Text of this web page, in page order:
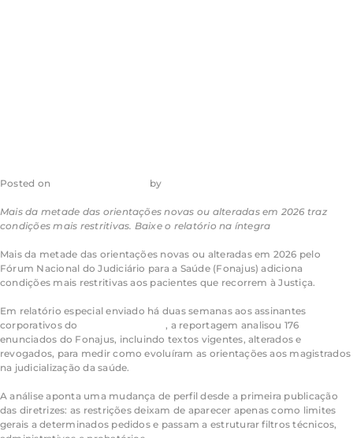
Posted on by
Mais da metade das orientações novas ou alteradas em 2026 traz
condições mais restritivas. Baixe o relatório na íntegra
Mais da metade das orientações novas ou alteradas em 2026 pelo
Fórum Nacional do Judiciário para a Saúde (Fonajus) adiciona
condições mais restritivas aos pacientes que recorrem à Justiça.
Em relatório especial enviado há duas semanas aos assinantes
corporativos do
JOTA PRO Saúde, a reportagem analisou 176
enunciados do Fonajus, incluindo textos vigentes, alterados e
revogados, para medir como evoluíram as orientações aos magistrados
na judicialização da saúde.
A análise aponta uma mudança de perfil desde a primeira publicação
das diretrizes: as restrições deixam de aparecer apenas como limites
gerais a determinados pedidos e passam a estruturar filtros técnicos,